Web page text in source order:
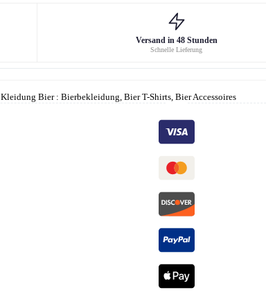
Versand in 48 Stunden
Schnelle Lieferung
Kleidung Bier : Bierbekleidung, Bier T-Shirts, Bier Accessoires